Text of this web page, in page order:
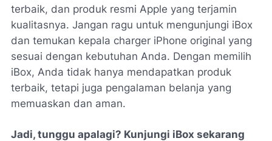
terbaik, dan produk resmi Apple yang terjamin
kualitasnya. Jangan ragu untuk mengunjungi iBox
dan temukan kepala charger iPhone original yang
sesuai dengan kebutuhan Anda. Dengan memilih
iBox, Anda tidak hanya mendapatkan produk
terbaik, tetapi juga pengalaman belanja yang
memuaskan dan aman.
Jadi, tunggu apalagi? Kunjungi iBox sekarang